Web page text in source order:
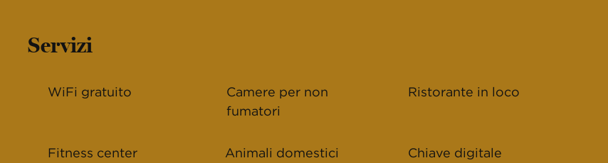
Servizi
WiFi gratuito
Camere per non
fumatori
Ristorante in loco
Fitness center
Animali domestici
Chiave digitale